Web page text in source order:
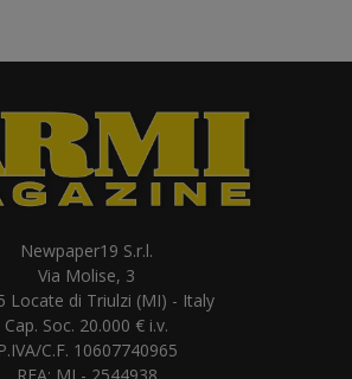
Newpaper19 S.r.l.
Via Molise, 3
Locate di Triulzi (MI) - Italy
Cap. Soc. 20.000 € i.v.
P.IVA/C.F. 10607740965